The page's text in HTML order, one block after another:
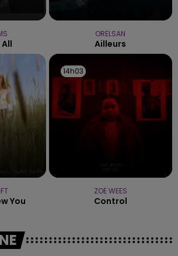
ORELSAN
Ailleurs
You
14h03
14h03
ZOE WEES
Control